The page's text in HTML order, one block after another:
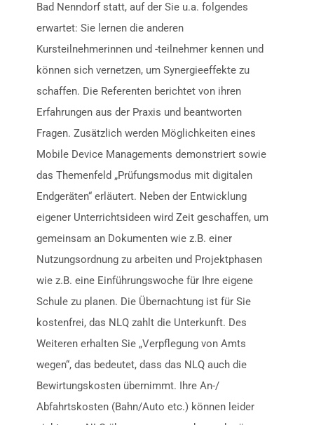
Bad Nenndorf statt, auf der Sie u.a. folgendes
erwartet: Sie lernen die anderen
Kursteilnehmerinnen und -teilnehmer kennen und
können sich vernetzen, um Synergieeffekte zu
schaffen. Die Referenten berichtet von ihren
Erfahrungen aus der Praxis und beantworten
Fragen. Zusätzlich werden Möglichkeiten eines
Mobile Device Managements demonstriert sowie
das Themenfeld „Prüfungsmodus mit digitalen
Endgeräten“ erläutert. Neben der Entwicklung
eigener Unterrichtsideen wird Zeit geschaffen, um
gemeinsam an Dokumenten wie z.B. einer
Nutzungsordnung zu arbeiten und Projektphasen
wie z.B. eine Einführungswoche für Ihre eigene
Schule zu planen. Die Übernachtung ist für Sie
kostenfrei, das NLQ zahlt die Unterkunft. Des
Weiteren erhalten Sie „Verpflegung von Amts
wegen“, das bedeutet, dass das NLQ auch die
Bewirtungskosten übernimmt. Ihre An-/
Abfahrtskosten (Bahn/Auto etc.) können leider